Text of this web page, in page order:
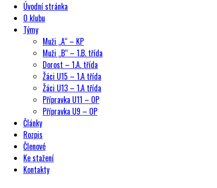
Úvodní stránka
O klubu
Týmy
Muži „A“ – KP
Muži „B“ – 1.B. třída
Dorost – 1.A. třída
Žáci U15 – 1.A třída
Žáci U13 – 1.A třída
Přípravka U11 – OP
Přípravka U9 – OP
Články
Rozpis
Členové
Ke stažení
Kontakty